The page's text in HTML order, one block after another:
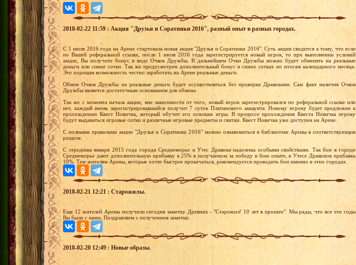
2018-02-22 11:59 : Акция "Друзья и Соратники 2016", разный опыт в разных городах.
С 1 июля 2016 года на Арене стартовала новая акция "Друзья и Соратники 2016". Суть акции сводится к тому, что если
по Вашей реферальной ссылке, после 1 июля 2016 года зарегистрируется новый игрок, то при выполнении условий
акции, Вы получите бонус в виде Очков Дружбы. В дальнейшем Очки Дружбы можно будет обменять на реальные
деньги или синие сотки. Так же предусмотрен дополнительный бонус в синих сотках по итогам календарного месяца.
Это хорошая возможность честно заработать на Арене реальные деньги.
Обмен Очков Дружбы на реальные деньги будет осуществляться без проверки Драконами. Сам факт наличия Очков
Дружбы является достаточным основанием для обмена.
Так же с момента начала акции, вне зависимости от того, новый игрок зарегистрировался по реферальной ссылке или
нет, каждый вновь зарегистрировавшийся получит 7 суток Платинового аккаунта. Новому игроку будет предложен к
прохождению Квест Новичка, который обучит его основам игры. В процессе прохождения Квеста Новичка игроку
будут выдаваться игровые сотки и различные игровые предметы и свитки. Квест Новичка уже доступен на Арене.
С полными правилами акции "Друзья и Соратники 2016" можно ознакомиться в библиотеке Арены в соответствующем
разделе.
С середины января 2015 года города Среднеморье и Утес Дракона наделены особыми свойствами. Так бои в городе
Среднеморье дают дополнительную прибавку в 25% в получаемом за победу в бою опыте, в Утесе Драконов прибавка
10%. Тем жителям Арены, которые хотят быстрее прокачаться, рекомендуется проводить бои именно в этих городах.
2018-02-21 12:21 : Старожилы.
Еще 12 жителей Арены получили сегодня заметку Древних - "Старожил! 10 лет в проекте". Мы рады, что все эти годы
Вы были с нами. Поздравляем с получением заметки.
2018-02-20 12:49 : Новые образы.